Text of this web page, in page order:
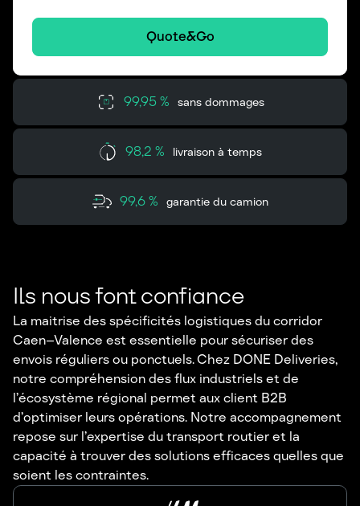
Quote&Go
99,95 % sans dommages
98,2 % livraison à temps
99,6 % garantie du camion
Ils nous font confiance
La maitrise des spécificités logistiques du corridor
Caen–Valence est essentielle pour sécuriser des
envois réguliers ou ponctuels. Chez DONE Deliveries,
notre compréhension des flux industriels et de
l’écosystème régional permet aux client B2B
d’optimiser leurs opérations. Notre accompagnement
repose sur l’expertise du transport routier et la
capacité à trouver des solutions efficaces quelles que
soient les contraintes.